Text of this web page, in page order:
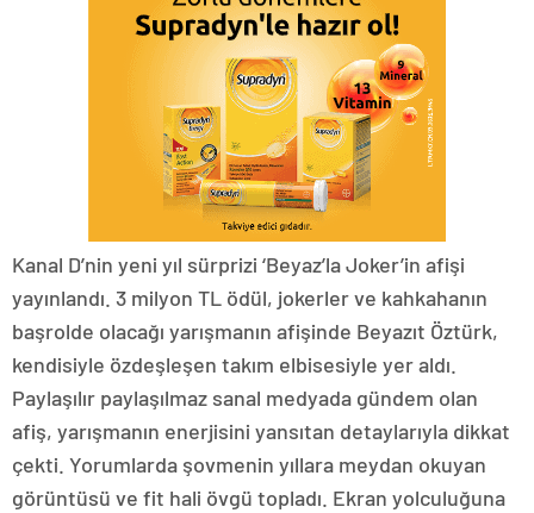
Kanal D’nin yeni yıl sürprizi ‘Beyaz’la Joker’in afişi
yayınlandı. 3 milyon TL ödül, jokerler ve kahkahanın
başrolde olacağı yarışmanın afişinde Beyazıt Öztürk,
kendisiyle özdeşleşen takım elbisesiyle yer aldı.
Paylaşılır paylaşılmaz sanal medyada gündem olan
afiş, yarışmanın enerjisini yansıtan detaylarıyla dikkat
çekti. Yorumlarda şovmenin yıllara meydan okuyan
görüntüsü ve fit hali övgü topladı. Ekran yolculuğuna